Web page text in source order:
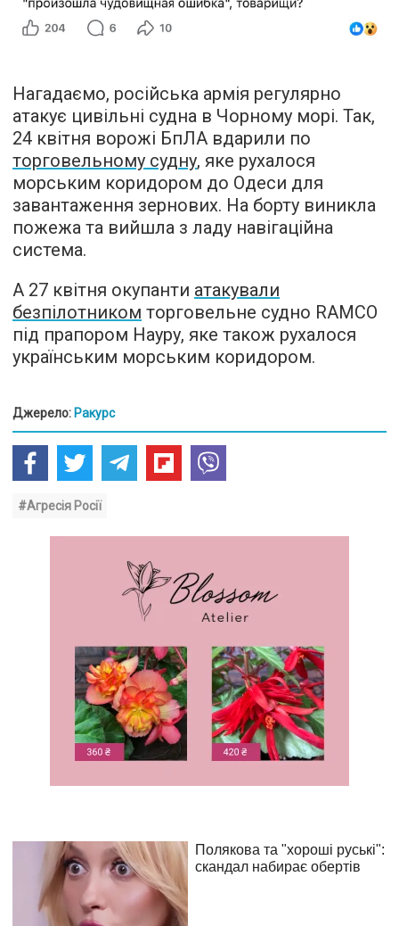
Нагадаємо, російська армія регулярно
атакує цивільні судна в Чорному морі. Так,
24 квітня ворожі БпЛА вдарили по
торговельному судну, яке рухалося
морським коридором до Одеси для
завантаження зернових. На борту виникла
пожежа та вийшла з ладу навігаційна
система.
А 27 квітня окупанти атакували
безпілотником торговельне судно RAMCO
під прапором Науру, яке також рухалося
українським морським коридором.
Джерело: Ракурс
#Агресія Росії